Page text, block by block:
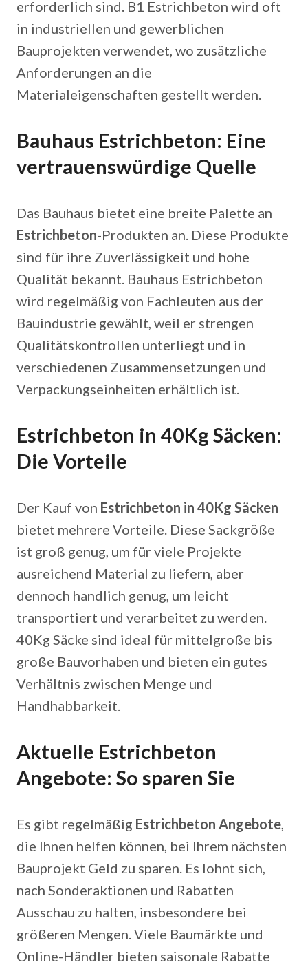
erforderlich sind. B1 Estrichbeton wird oft
in industriellen und gewerblichen
Bauprojekten verwendet, wo zusätzliche
Anforderungen an die
Materialeigenschaften gestellt werden.
Bauhaus Estrichbeton: Eine
vertrauenswürdige Quelle
Das Bauhaus bietet eine breite Palette an
Estrichbeton-Produkten an. Diese Produkte
sind für ihre Zuverlässigkeit und hohe
Qualität bekannt. Bauhaus Estrichbeton
wird regelmäßig von Fachleuten aus der
Bauindustrie gewählt, weil er strengen
Qualitätskontrollen unterliegt und in
verschiedenen Zusammensetzungen und
Verpackungseinheiten erhältlich ist.
Estrichbeton in 40Kg Säcken:
Die Vorteile
Der Kauf von Estrichbeton in 40Kg Säcken
bietet mehrere Vorteile. Diese Sackgröße
ist groß genug, um für viele Projekte
ausreichend Material zu liefern, aber
dennoch handlich genug, um leicht
transportiert und verarbeitet zu werden.
40Kg Säcke sind ideal für mittelgroße bis
große Bauvorhaben und bieten ein gutes
Verhältnis zwischen Menge und
Handhabbarkeit.
Aktuelle Estrichbeton
Angebote: So sparen Sie
Es gibt regelmäßig Estrichbeton Angebote,
die Ihnen helfen können, bei Ihrem nächsten
Bauprojekt Geld zu sparen. Es lohnt sich,
nach Sonderaktionen und Rabatten
Ausschau zu halten, insbesondere bei
größeren Mengen. Viele Baumärkte und
Online-Händler bieten saisonale Rabatte